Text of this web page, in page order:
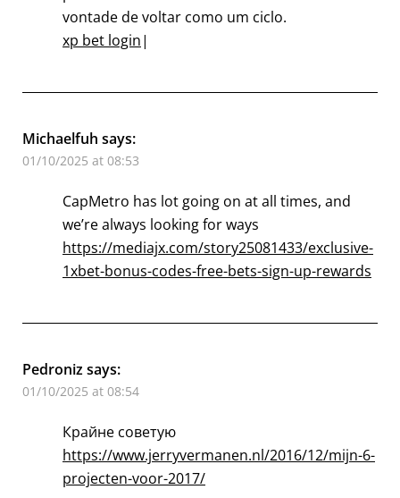
vontade de voltar como um ciclo.
xp bet login|
Michaelfuh says:
01/10/2025 at 08:53
CapMetro has lot going on at all times, and
we’re always looking for ways
https://mediajx.com/story25081433/exclusive-
1xbet-bonus-codes-free-bets-sign-up-rewards
Pedronizsays:
01/10/2025 at 08:54
Крайне советую
https://www.jerryvermanen.nl/2016/12/mijn-6-
projecten-voor-2017/